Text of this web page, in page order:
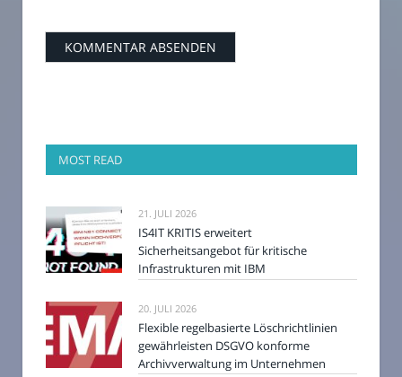
MOST READ
21. JULI 2026
IS4IT KRITIS erweitert
Sicherheitsangebot für kritische
Infrastrukturen mit IBM
20. JULI 2026
Flexible regelbasierte Löschrichtlinien
gewährleisten DSGVO konforme
Archivverwaltung im Unternehmen